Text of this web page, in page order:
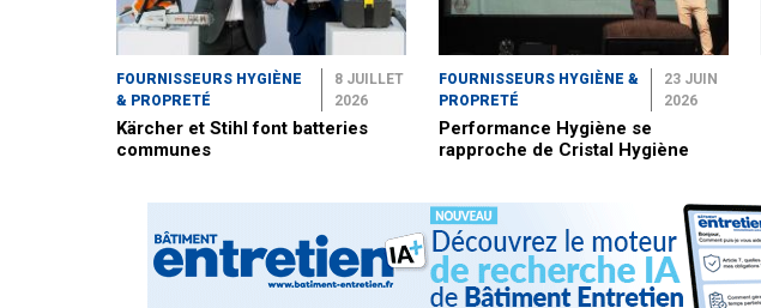
FOURNISSEURS HYGIÈNE
& PROPRETÉ
8 JUILLET
2026
Kärcher et Stihl font batteries
communes
FOURNISSEURS HYGIÈNE &
PROPRETÉ
23 JUIN
2026
Performance Hygiène se
rapproche de Cristal Hygiène